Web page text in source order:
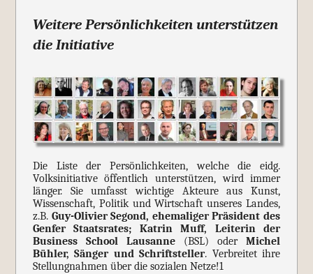
Weitere Persönlichkeiten unterstützen
die Initiative
Die Liste der Persönlichkeiten, welche die eidg.
Volksinitiative öffentlich unterstützen, wird immer
länger. Sie umfasst wichtige Akteure aus Kunst,
Wissenschaft, Politik und Wirtschaft unseres Landes,
z.B. Guy-Olivier Segond, ehemaliger Präsident des
Genfer Staatsrates; Katrin Muff, Leiterin der
Business School Lausanne (BSL) oderMichel
Bühler, Sänger und Schriftsteller. Verbreitet ihre
Stellungnahmen über die sozialen Netze!1